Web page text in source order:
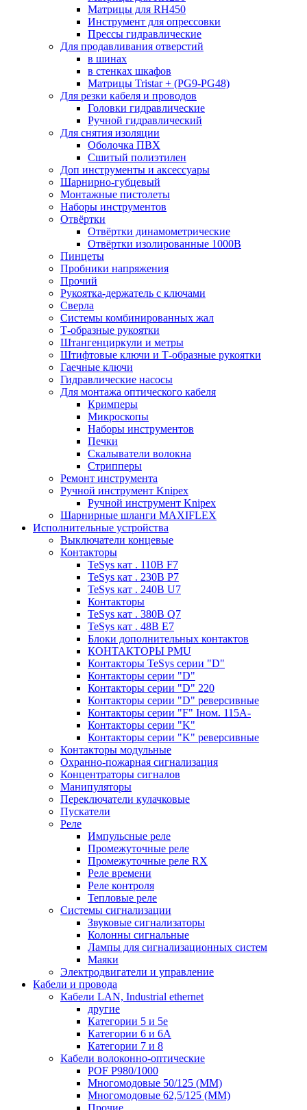
Матрицы для RH450
Инструмент для опрессовки
Прессы гидравлические
Для продавливания отверстий
в шинах
в стенках шкафов
Матрицы Tristar + (PG9-PG48)
Для резки кабеля и проводов
Головки гидравлические
Ручной гидравлический
Для снятия изоляции
Оболочка ПВХ
Сшитый полиэтилен
Доп инструменты и аксессуары
Шарнирно-губцевый
Монтажные пистолеты
Наборы инструментов
Отвёртки
Отвёртки динамометрические
Отвёртки изолированные 1000В
Пинцеты
Пробники напряжения
Прочий
Рукоятка-держатель с ключами
Сверла
Системы комбинированных жал
Т-образные рукоятки
Штангенциркули и метры
Штифтовые ключи и Т-образные рукоятки
Гаечные ключи
Гидравлические насосы
Для монтажа оптического кабеля
Кримперы
Микроскопы
Наборы инструментов
Печки
Скалыватели волокна
Стрипперы
Ремонт инструмента
Ручной инструмент Knipex
Ручной инструмент Knipex
Шарнирные шланги MAXIFLEX
Исполнительные устройства
Выключатели концевые
Контакторы
TeSys кат . 110В F7
TeSys кат . 230В P7
TeSys кат . 240В U7
Контакторы
TeSys кат . 380В Q7
TeSys кат . 48В E7
Блоки дополнительных контактов
КОНТАКТОРЫ PMU
Контакторы TeSys серии "D"
Контакторы серии "D"
Контакторы серии "D" 220
Контакторы серии "D" реверсивные
Контакторы серии "F" Iном. 115А-
Контакторы серии "K"
Контакторы серии "K" реверсивные
Контакторы модульные
Охранно-пожарная сигнализация
Концентраторы сигналов
Манипуляторы
Переключатели кулачковые
Пускатели
Реле
Импульсные реле
Промежуточные реле
Промежуточные реле RX
Реле времени
Реле контроля
Тепловые реле
Системы сигнализации
Звуковые сигнализаторы
Колонны сигнальные
Лампы для сигнализационных систем
Маяки
Электродвигатели и управление
Кабели и провода
Кабели LAN, Industrial ethernet
другие
Категории 5 и 5е
Категории 6 и 6A
Категории 7 и 8
Кабели волоконно-оптические
POF P980/1000
Многомодовые 50/125 (ММ)
Многомодовые 62,5/125 (ММ)
Прочие